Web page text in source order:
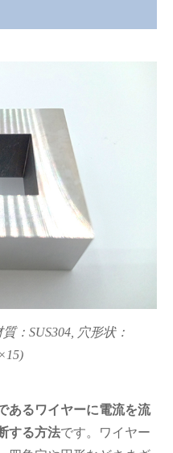
：SUS304, 穴形状：
あるワイヤーに電流を流
する方法です。ワイヤー